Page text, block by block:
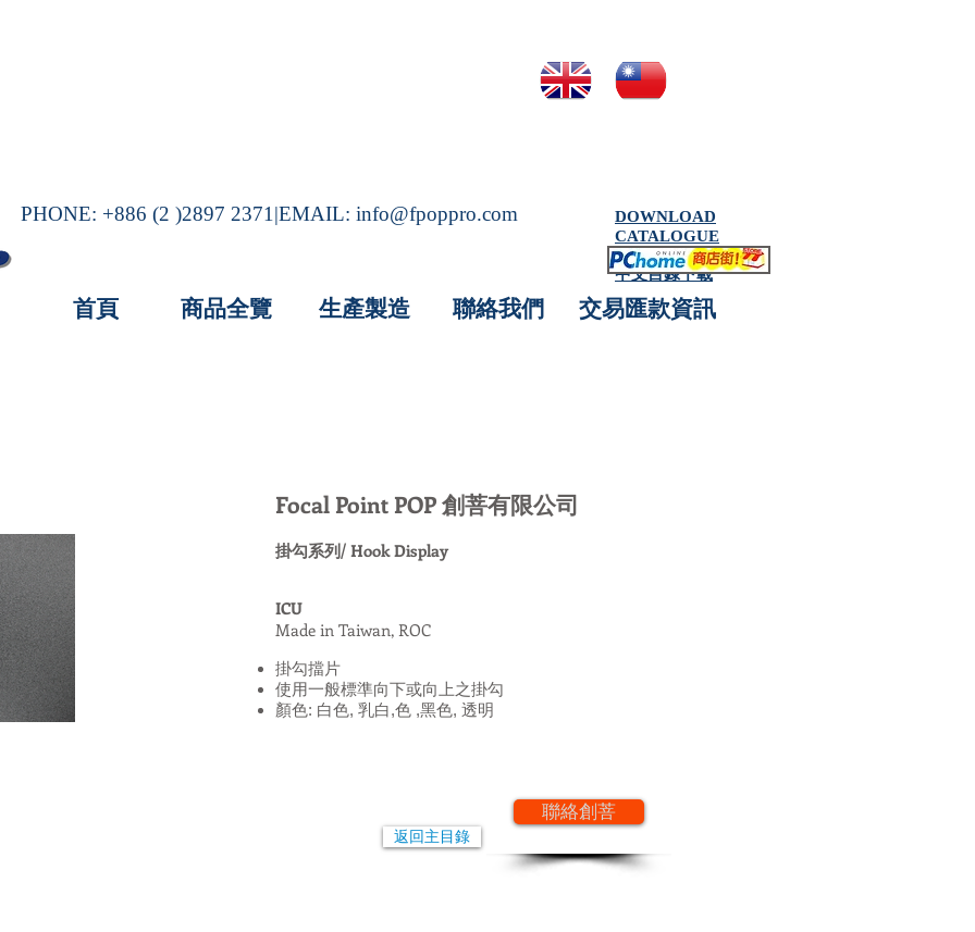
PHONE: +886 (2 )2897 2371|EMAIL: info@fpoppro.com
DOWNLOAD
CATALOGUE
中文目錄下載
首頁 商品全覽 生產製造 聯絡我們 交易匯款資訊
Focal Point POP 創菩有限公司
掛勾系列/ Hook Display
ICU
Made in Taiwan, ROC
掛勾擋片
使用一般標準向下或向上之掛勾
顏色: 白色, 乳白,色 ,黑色, 透明
返回主目錄
聯絡創菩